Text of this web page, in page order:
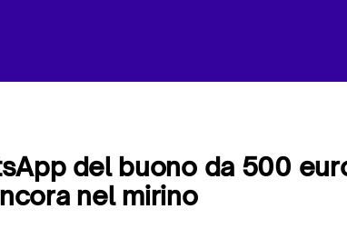
del buono da 500
nel mirino